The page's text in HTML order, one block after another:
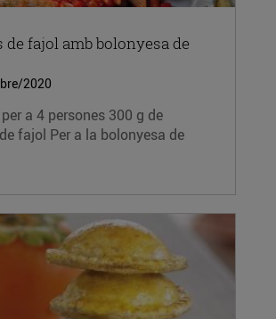
de fajol amb bolonyesa de
2020
a 4 persones 300 g de
fajol Per a la bolonyesa de